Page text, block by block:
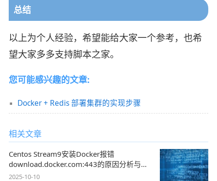
总结
以上为个人经验，希望能给大家一个参考，也希
望大家多多支持脚本之家。
您可能感兴趣的文章:
Docker + Redis 部署集群的实现步骤
相关文章
Centos Stream9安装Docker报错
download.docker.com:443的原因分析与解
决
2025-10-10